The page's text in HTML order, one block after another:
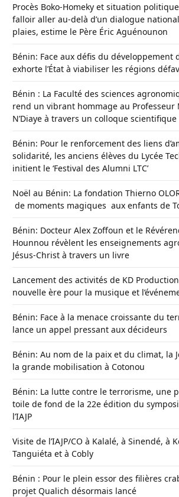
Procès Boko-Homeky et situation
falloir aller au-delà d’un dialogue
plaies, estime le Père Éric Aguénounon
Bénin: Face aux défis du développement
exhorte l’État à viabiliser les régions
Bénin : La Faculté des sciences
rend un vibrant hommage au Professeur
N’Diaye à travers un colloque
Bénin: Pour le renforcement des liens
solidarité, les anciens élèves du Lycée
initient le ‘Festival des Alumni LTC’
Noël au Bénin: La fondation Thierno
de moments magiques aux enfants de
Bénin: Docteur Alex Zoffoun et le
Hounnou révèlent les enseignements
Jésus-Christ à travers un livre
Lancement des activités de KD
nouvelle ère pour la musique et
Bénin: Face à la menace croissante du
lance un appel pressant aux décideurs
Bénin: Au nom de la paix et du climat, la
la grande mobilisation à Cotonou
Bénin: La lutte contre le terrorisme, une
toile de fond de la 22e édition du
l’IAJP
Visite de l’IAJP/CO à Kalalé, à Sinendé, à
Tanguiéta et à Cobly
Bénin : Pour le plein essor des filières
projet Qualich désormais lancé